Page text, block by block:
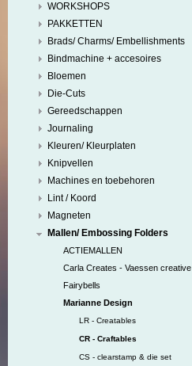
WORKSHOPS
PAKKETTEN
Brads/ Charms/ Embellishments
Bindmachine + accesoires
Bloemen
Die-Cuts
Gereedschappen
Journaling
Kleuren/ Kleurplaten
Knipvellen
Machines en toebehoren
Lint / Koord
Magneten
Mallen/ Embossing Folders
ACTIEMALLEN
Carla Creates - Vaessen creative
Fairybells
Marianne Design
LR - Creatables
CR - Craftables
CS - clearstamp & die set